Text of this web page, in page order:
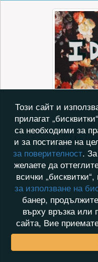
Този сайт и
прилагат
са необходими за
и за постигане на
за поверителност.
желаете да
всички
за използване на
банер,
върху връзка или
сайта, Вие